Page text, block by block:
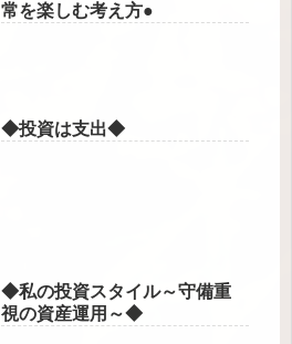
常を楽しむ考え方●
◆投資は支出◆
◆私の投資スタイル～守備重
視の資産運用～◆